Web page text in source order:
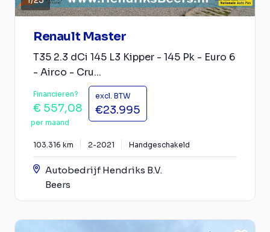
Renault Master
T35 2.3 dCi 145 L3 Kipper - 145 Pk - Euro 6
- Airco - Cru...
Financieren?
€ 557,08
per maand
excl. BTW
€23.995
103.316 km 2-2021 Handgeschakeld
Autobedrijf Hendriks B.V.
Beers